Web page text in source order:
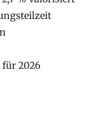
für 2026